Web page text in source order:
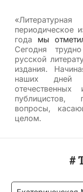
периодическое
года мы
Сегодня
русской
издания.
наших дней
вопросы,
целом.
#